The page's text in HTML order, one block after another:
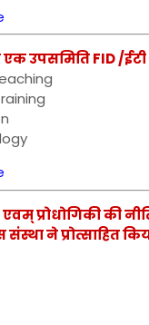
एक उपसमिति FID /
एवम् प्रोधोगिकी की
ने प्रोत्साहित